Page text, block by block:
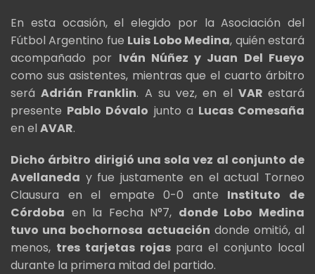
En esta ocasión, el elegido por la Asociación del
Fútbol Argentino fue Luis Lobo Medina, quién estará
acompañado por Iván Núñez y Juan Del Fueyo
como sus asistentes, mientras que el cuarto árbitro
seráAdrián Franklin. A su vez, en el VARestará
presente Pablo Dóvalo junto a Lucas Comesaña
en el AVAR.
Dicho árbitro dirigió una sola vez al conjunto de
Avellaneda y fue justamente en el actual Torneo
Clausura en el empate 0-0 ante Instituto de
Córdoba en la Fecha N°7, donde Lobo Medina
tuvo una bochornosa actuación donde omitió, al
menos, tres tarjetas rojas para el conjunto local
durante la primera mitad del partido.